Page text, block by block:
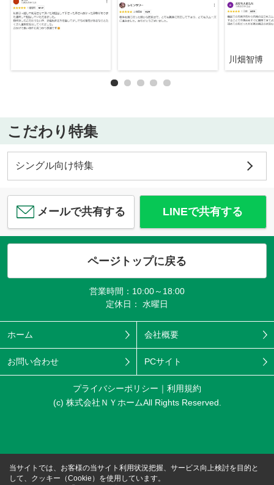
川畑智博
こだわり特集
シングル向け特集
メールで共有する LINEで共有する
ページトップに戻る
営業時間：10:00～18:00
定休日： 水曜日
ホーム 会社概要
お問い合わせ PCサイト
プライバシーポリシー
利用規約
(c) 株式会社ＮＹホームAll Rights Reserved.
当サイトでは、お客様の当サイト利用状況把握、サービス向上検討を目的と
して、クッキー（Cookie）を使用しています。